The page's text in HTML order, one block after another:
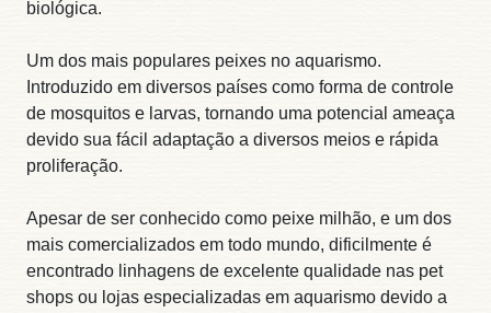
biológica.
Um dos mais populares peixes no aquarismo.
Introduzido em diversos países como forma de controle
de mosquitos e larvas, tornando uma potencial ameaça
devido sua fácil adaptação a diversos meios e rápida
proliferação.
Apesar de ser conhecido como peixe milhão, e um dos
mais comercializados em todo mundo, dificilmente é
encontrado linhagens de excelente qualidade nas pet
shops ou lojas especializadas em aquarismo devido a